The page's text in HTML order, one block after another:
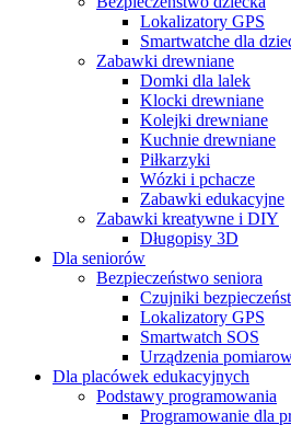
Lokalizatory GPS
Smartwatche dla
Zabawki drewniane
Domki dla lalek
Klocki drewniane
Kolejki drewniane
Kuchnie drewniane
Piłkarzyki
Wózki i pchacze
Zabawki edukacyjne
Zabawki kreatywne i DIY
Długopisy 3D
Dla seniorów
Bezpieczeństwo seniora
Czujniki
Lokalizatory GPS
Smartwatch SOS
Urządzenia
Dla placówek edukacyjnych
Podstawy programowania
Programowanie dla